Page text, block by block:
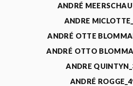
ANDRÉ
ANDRE
ANDRÉ OTTE
ANDRÉ OTTO
ANDRE
ANDRÉ